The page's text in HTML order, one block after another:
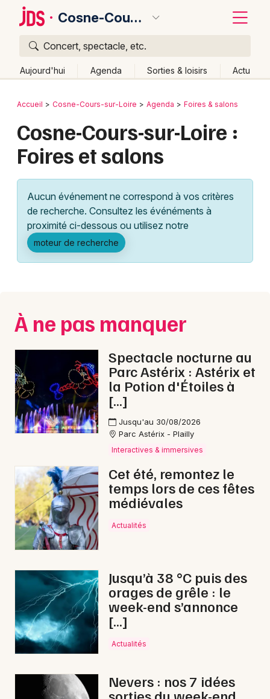
Cosne-Cours-sur-Loire
Concert, spectacle, etc.
Aujourd'hui Agenda Sorties & loisirs Actu
Publier un événement
Grands événements
Activité & Expérience
Manifestations
Foires & salons
Concerts
Sports
Soirées
Sorties famille
Sorties & loisirs
Foires dans la Nièvre
Foires en Bourgogne
Newsletter des sorties
Actus à Cosne-Cours-sur-Loire
Bordeaux
Colmar
Lille
Lyon
Marseille
Mulhouse
Nice
Paris
Strasbourg
Toulouse
Toutes les villes
Retour
Accueil Cosne-Cours-sur-Loire Agenda Foires & salons
Cosne-Cours-sur-Loire :
Foires et salons
Aucun événement ne correspond à vos critères
de recherche. Consultez les événéments à
proximité ci-dessous ou utilisez notre
moteur de recherche
À ne pas manquer
Spectacle nocturne au
Parc Astérix : Astérix et
la Potion d'Étoiles à
[…]
Jusqu'au 30/08/2026
Parc Astérix - Plailly
Interactives & immersives
Cet été, remontez le
temps lors de ces fêtes
médiévales
Actualités
Jusqu’à 38 °C puis des
orages de grêle : le
week-end s’annonce
[…]
Actualités
Nevers : nos 7 idées
Quoi ?
Où ?
Bourgogne
Partout Près de moi Changer de lieu
Quand ?
Aujourd'hui
Demain Ce week-end Autre